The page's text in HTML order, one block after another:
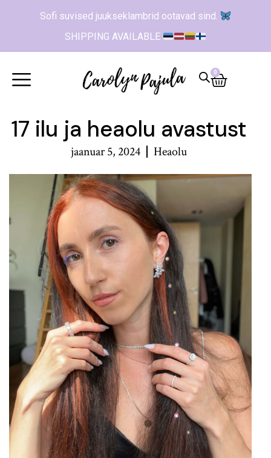
Sofi suvised juukseklambrid ootavad sind.
SHIPPING AVAILABLE
0
17 ilu ja heaolu avastust
jaanuar 5, 2024 Heaolu